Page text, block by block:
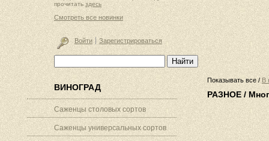
прочитать здесь
Смотреть все новинки
Войти Зарегистрироваться
ВИНОГРАД
Саженцы столовых сортов
Саженцы универсальных сортов
Показывать все/ В
РАЗНОЕ /